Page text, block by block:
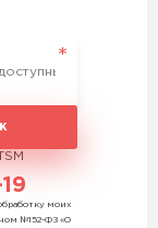
моих
№152-ФЗ «О